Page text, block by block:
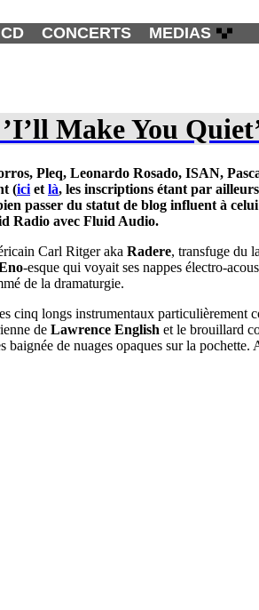
CONCERTS MEDIAS
Make You
, Pleq, Leonardo Rosado, ISAN,
(ici et là, les inscriptions étant par
passer du statut de blog influent à
Radio avec Fluid Audio.
Carl Ritger aka Radere, transfuge du
-esque qui voyait ses nappes électro-
de la dramaturgie.
cinq longs instrumentaux particulièrement
de Lawrence English et le brouillard
de nuages opaques sur la